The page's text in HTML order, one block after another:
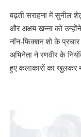
बढ़ती सराहना में सुनील
और अक्षय खन्ना को
नॉन-फिक्शन शो के
अभिनेता ने रणवीर के
हुए कलाकारों का खुलकर